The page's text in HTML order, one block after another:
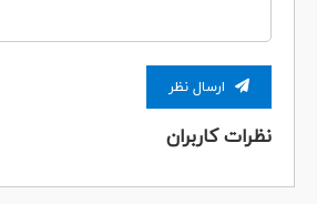
ارسال نظر
نظرات کاربران